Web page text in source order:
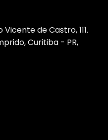
30 - LOTE
de Castro, 111.
Curitiba - PR,